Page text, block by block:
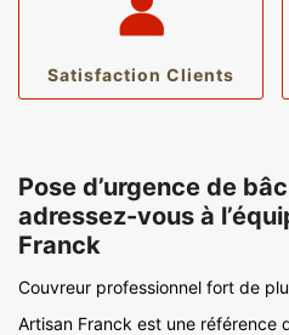
Satisfaction Clients
Pose d’urgence de
adressez-vous à
Franck
Couvreur professionnel fort de
Artisan Franck est une référence